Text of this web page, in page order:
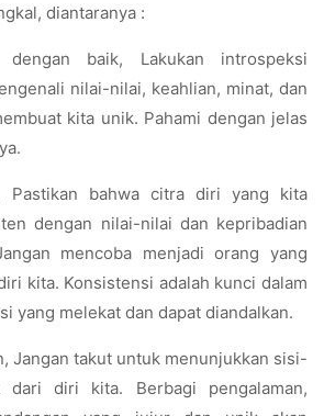
diantaranya :
baik, Lakukan introspeksi
nilai-nilai, keahlian, minat, dan
kita unik. Pahami dengan jelas
Pastikan bahwa citra diri yang kita
dengan nilai-nilai dan kepribadian
mencoba menjadi orang yang
kita. Konsistensi adalah kunci dalam
yang melekat dan dapat diandalkan.
Jangan takut untuk menunjukkan sisi-
diri kita. Berbagi pengalaman,